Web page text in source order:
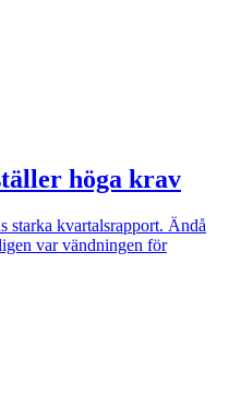
höga krav
starka kvartalsrapport. Ändå
var vändningen för